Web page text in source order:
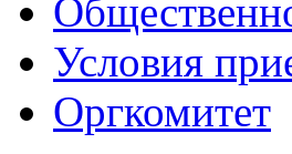
Условия
Оргкомитет